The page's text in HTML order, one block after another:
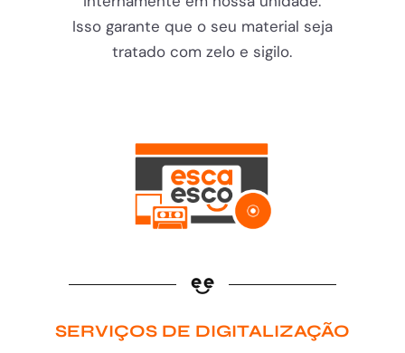
Isso garante que o seu material seja
tratado com zelo e sigilo.
SERVIÇOS DE DIGITALIZAÇÃO